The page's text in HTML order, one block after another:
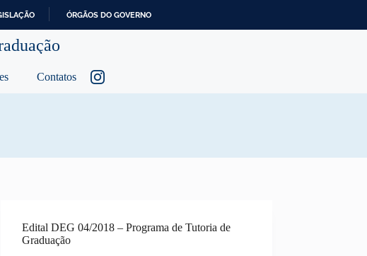
ÓRGÃOS DO GOVERNO
Contatos
Edital DEG 04/2018 – Programa de Tutoria de
Graduação